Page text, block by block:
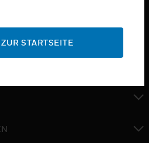
STARTSEITE